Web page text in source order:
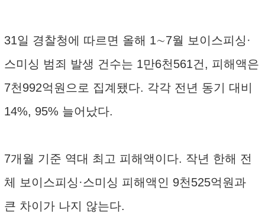
31일 경찰청에 따르면 올해 1∼7월 보이스피싱·
스미싱 범죄 발생 건수는 1만6천561건, 피해액은
7천992억원으로 집계됐다. 각각 전년 동기 대비
14%, 95% 늘어났다.
7개월 기준 역대 최고 피해액이다. 작년 한해 전
체 보이스피싱·스미싱 피해액인 9천525억원과
큰 차이가 나지 않는다.